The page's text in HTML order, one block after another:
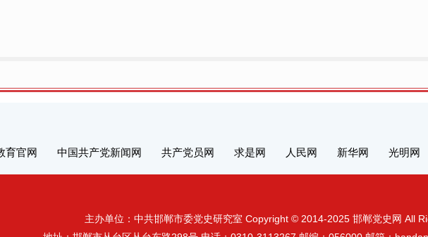
育官网 中国共产党新闻网 共产党员网 求是网 人民网 新华网 光明网
主办单位：中共邯郸市委党史研究室 Copyright © 2014-2025 邯郸党史网 All